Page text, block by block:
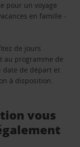
pour un voyage
en famille -
de jours
au programme de
date de départ et
à disposition.
vous